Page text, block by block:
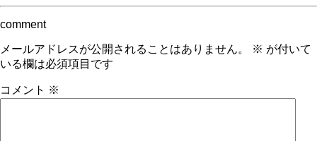
comment
メールアドレスが公開されることはありません。 ※ が付いて
いる欄は必須項目です
コメント ※